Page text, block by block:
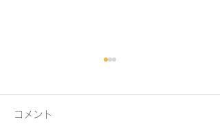
コメント